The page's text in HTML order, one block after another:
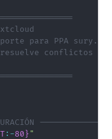
para PPA
conflictos de
:-80}"